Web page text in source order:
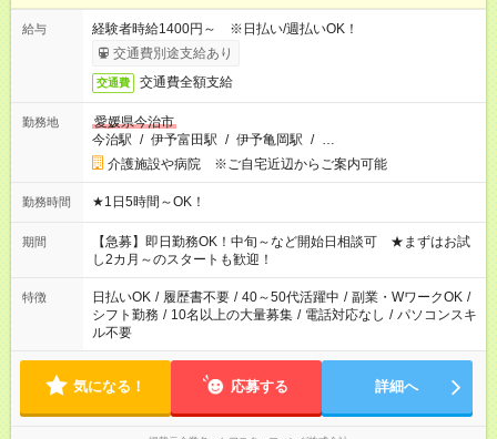
給与
経験者時給1400円～ ※日払い/週払いOK！
交通費別途支給あり
交通費 交通費全額支給
勤務地
愛媛県今治市
今治駅 / 伊予富田駅 / 伊予亀岡駅 / …
介護施設や病院 ※ご自宅近辺からご案内可能
勤務時間 ★1日5時間～OK！
期間
【急募】即日勤務OK！中旬～など開始日相談可 ★まずはお試
し2カ月～のスタートも歓迎！
特徴 日払いOK / 履歴書不要 / 40～50代活躍中 / 副業・WワークOK /
シフト勤務 / 10名以上の大量募集 / 電話対応なし / パソコンスキ
ル不要
気になる！ 応募する 詳細へ